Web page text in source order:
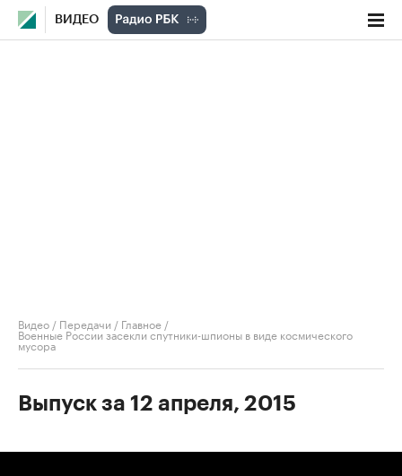
ВИДЕО
Видео / Передачи / Главное /
Военные России засекли спутники-шпионы в виде космического
мусора
Выпуск за 12 апреля, 2015